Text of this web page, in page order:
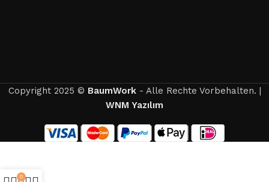
Copyright 2025 © BaumWork- Alle Rechte Vorbehalten. |
WNM Yazılım
0